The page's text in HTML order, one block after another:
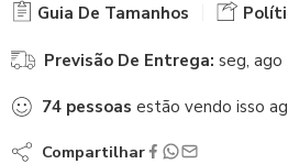
Guia De Tamanhos
Previsão De Entrega: seg,
74 pessoas estão vendo isso
Compartilhar